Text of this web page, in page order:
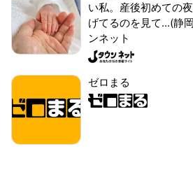
い私。産後初めての
げてるのを見て...(静
ンネット
ゼロまる